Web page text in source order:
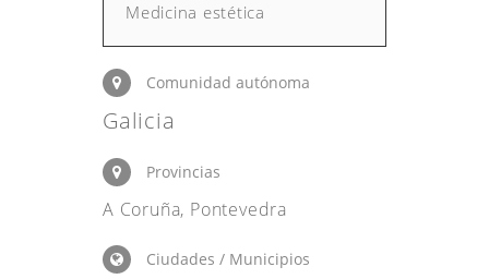
Medicina estética
Comunidad autónoma
Galicia
Provincias
A Coruña, Pontevedra
Ciudades / Municipios